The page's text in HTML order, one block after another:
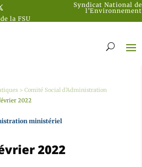
Syndicat National de
l’Environnement
la FSU
>Comité Social d'Administration
2022
ministériel
2022